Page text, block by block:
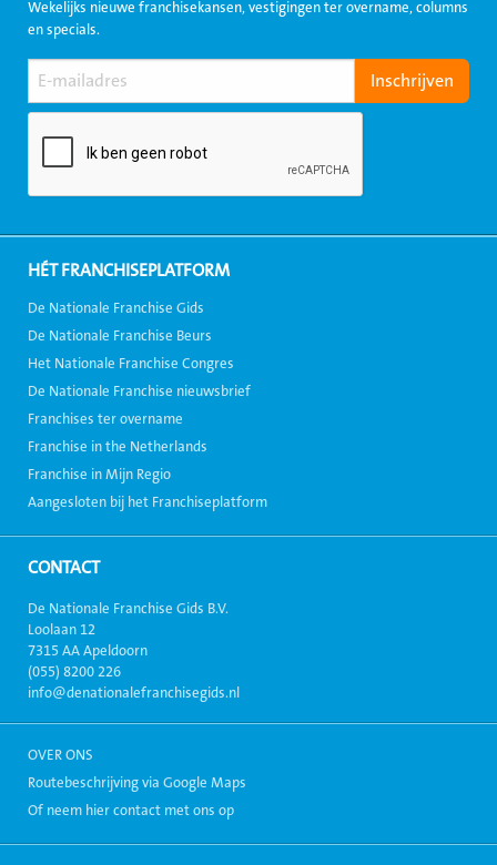
Wekelijks nieuwe franchisekansen, vestigingen ter overname, columns
en specials.
HÉT FRANCHISEPLATFORM
De Nationale Franchise Gids
De Nationale Franchise Beurs
Het Nationale Franchise Congres
De Nationale Franchise nieuwsbrief
Franchises ter overname
Franchise in the Netherlands
Franchise in Mijn Regio
Aangesloten bij het Franchiseplatform
CONTACT
De Nationale Franchise Gids B.V.
Loolaan 12
7315 AA Apeldoorn
(055) 8200 226
info@denationalefranchisegids.nl
OVER ONS
Routebeschrijving via Google Maps
Of neem hier contact met ons op